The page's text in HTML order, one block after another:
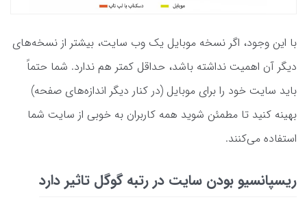
با این وجود، اگر نسخه موبایل یک وب سایت، بیشتر از نسخه‌های
دیگر آن اهمیت نداشته باشد، حداقل کمتر هم ندارد. شما حتماً
باید سایت خود را برای موبایل (در کنار دیگر اندازه‌های صفحه)
بهینه کنید تا مطمئن شوید همه کاربران به خوبی از سایت شما
استفاده می‌کنند.
ریسپانسیو بودن سایت در رتبه گوگل تاثیر دارد